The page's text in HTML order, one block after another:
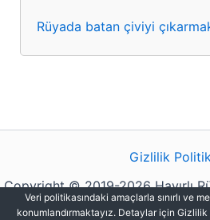
Rüyada batan çiviyi
Gizlilik
Copyright © 2019-2026 Hayırlı
Saklıdır.
Veri politikasındaki amaçlarla sınırlı ve
konumlandırmaktayız. Detaylar için